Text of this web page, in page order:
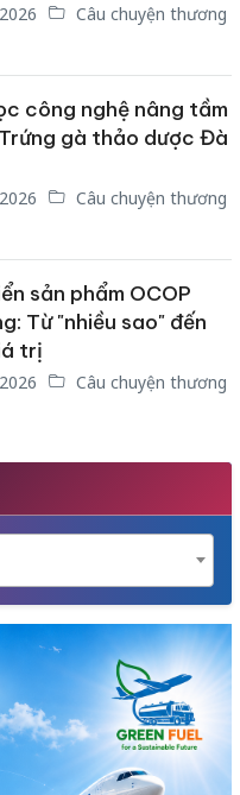
Câu chuyện thương
công nghệ nâng tầm
gà thảo dược Đà
Câu chuyện thương
sản phẩm OCOP
Từ "nhiều sao" đến
trị
Câu chuyện thương